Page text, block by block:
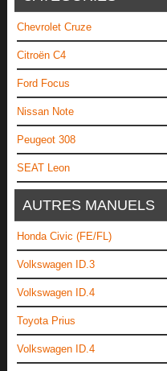
Chevrolet Cruze
Citroën C4
Ford Focus
Nissan Note
Peugeot 308
SEAT Leon
AUTRES MANUELS
Honda Civic (FE/FL)
Volkswagen ID.3
Volkswagen ID.4
Toyota Prius
Volkswagen ID.4